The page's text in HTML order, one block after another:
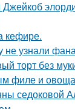
кефире.
не узнали
торт без
филе и
седоковой